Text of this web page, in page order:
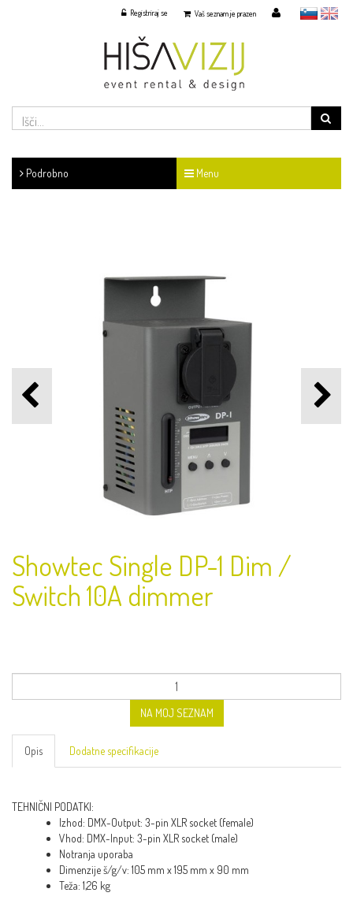
slovensko
English
Vaš seznam je prazen
Registriraj se
Podrobno Menu
Showtec Single DP-1 Dim /
Switch 10A dimmer
NA MOJ SEZNAM
Opis Dodatne specifikacije
TEHNIČNI PODATKI:
Izhod: DMX-Output: 3-pin XLR socket (female)
Vhod: DMX-Input: 3-pin XLR socket (male)
Notranja uporaba
Dimenzije š/g/v: 105 mm x 195 mm x 90 mm
Teža: 1,26 kg